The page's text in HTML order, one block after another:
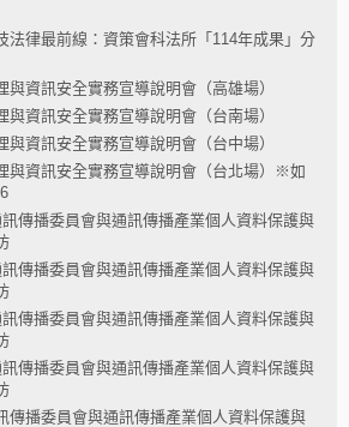
法律最前線：資策會科法所「114年成果」分
與資訊安全實務宣導說明會（高雄場）
與資訊安全實務宣導說明會（台南場）
與資訊安全實務宣導說明會（台中場）
與資訊安全實務宣導說明會（台北場）※如
訊傳播委員會與通訊傳播產業個人資料保護與
訊傳播委員會與通訊傳播產業個人資料保護與
訊傳播委員會與通訊傳播產業個人資料保護與
訊傳播委員會與通訊傳播產業個人資料保護與
傳播委員會與通訊傳播產業個人資料保護與